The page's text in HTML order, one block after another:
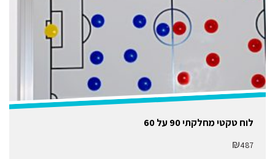
לוח טקטי מחלקתי 90 על 60
₪487